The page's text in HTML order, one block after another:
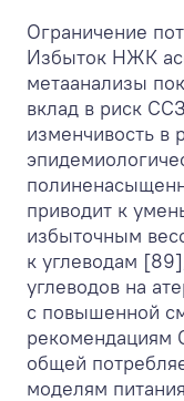
Ограничение
Избыток НЖК
метаанализы
вклад в риск
изменчивость в
приводит к
избыточным
к углеводам
углеводов на
с повышенной
рекомендациям
общей
моделям